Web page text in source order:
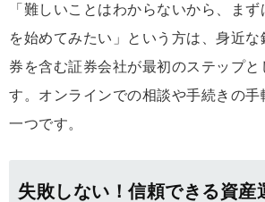
「難しいことはわからないから、ま
を始めてみたい」という方は、身近な
券を含む証券会社が最初のステップと
す。オンラインでの相談や手続きの手
一つです。
失敗しない！信頼できる資産